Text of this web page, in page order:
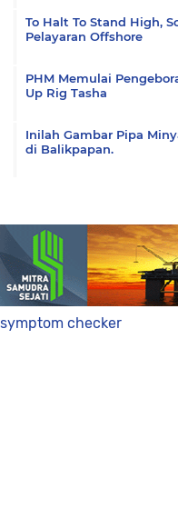
To Halt To Stand High,
Pelayaran Offshore
PHM Memulai
Up Rig Tasha
Inilah Gambar Pipa
di Balikpapan.
symptom checker